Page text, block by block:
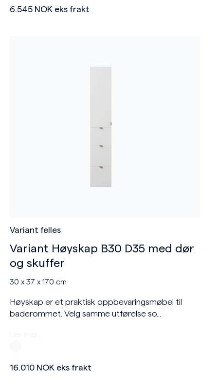
6.545 NOK eks frakt
Variant felles
Variant Høyskap B30 D35 med dør
og skuffer
30 x 37 x 170 cm
Høyskap er et praktisk oppbevaringsmøbel til
baderommet. Velg samme utførelse so...
16.010 NOK eks frakt